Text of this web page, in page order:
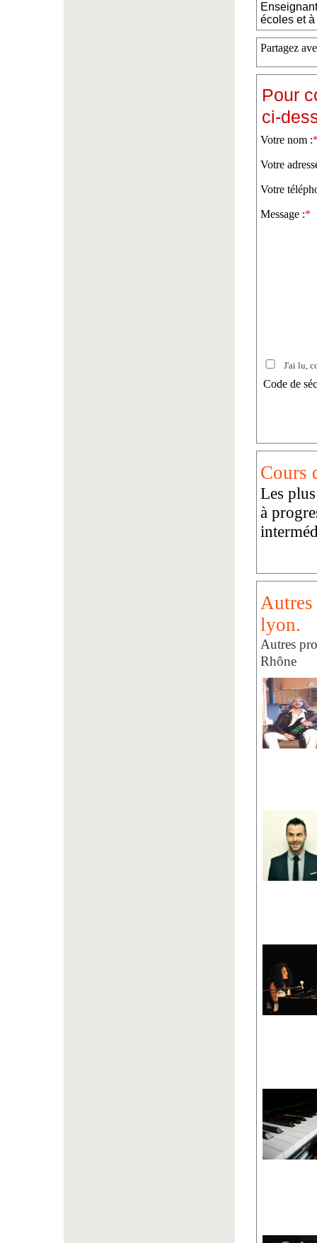
écoles et
Partagez
Pour
ci-
Votre nom :
Votre
Votre
Message :*
J'ai lu,
Code de
Cours
Les
à
Autres
lyon.
Autres
Rhône